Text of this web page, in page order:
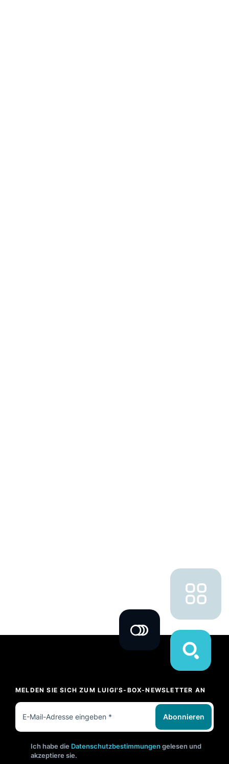
MELDEN SIE SICH ZUM LUIGI'S-BOX-NEWSLETTER AN
Abonnieren
Ich habe die Datenschutzbestimmungen gelesen und
akzeptiere sie.